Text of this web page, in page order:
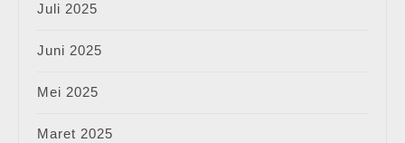
Juli 2025
Juni 2025
Mei 2025
Maret 2025